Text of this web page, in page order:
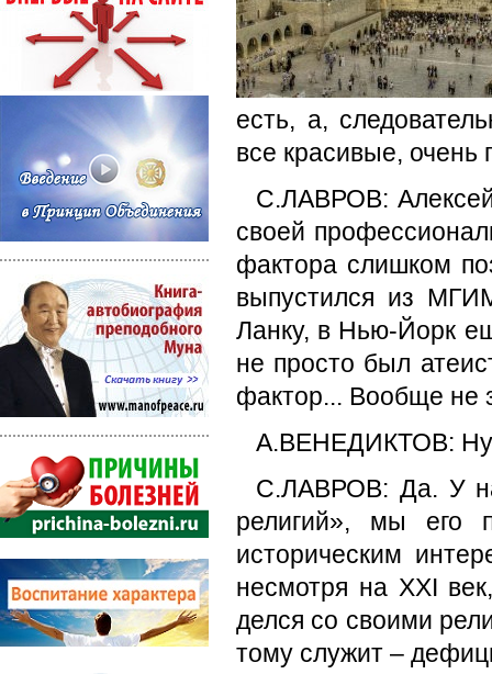
есть, а,
все красивые,
С.ЛАВРОВ:
своей
фактора слишком
выпустился из
Ланку, в Нью-Йорк
не просто был
фактор... Вообще не
А.ВЕНЕДИКТОВ: Ну,
С.ЛАВРОВ: Да. У
религий», мы его
историческим
несмотря на XXI
делся со своими
тому служит –